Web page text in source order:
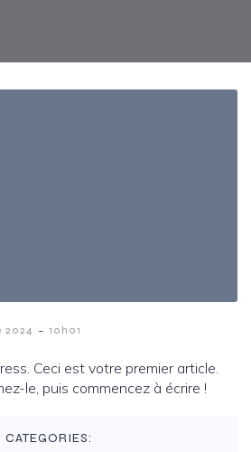
2024 - 10h01
Ceci est votre premier article.
le, puis commencez à écrire !
CATEGORIES: